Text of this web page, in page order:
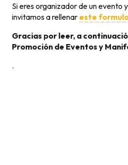
Si eres organizador de un evento
invitamos a rellenar este
Gracias por leer, a
Promoción de Eventos y
.